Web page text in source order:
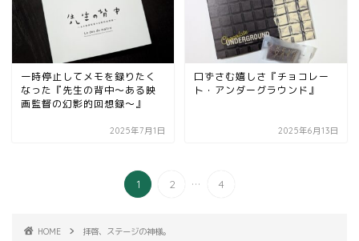
一時停止してメモを録りたく
なった『先生の背中～ある映
画監督の幻影的回想録～』
2025年7月1日
口ずさむ嬉しさ『チョコレー
ト・アンダーグラウンド』
2025年6月13日
1 2 ... 4
HOME 拝啓、ステージの神様。